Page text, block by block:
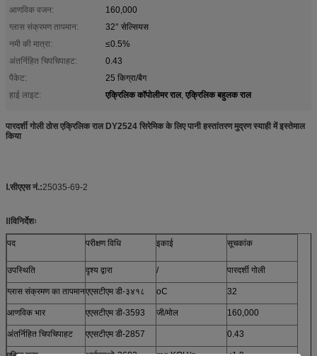
आणविक वजन:
160,000
ग्लास संक्रमण तापमान:
32° सेल्सियस
नमी की मात्रा:
≤0.5%
अंतर्निहित चिपचिपाहट:
0.43
पैकेट:
25 किग्रा/बैग
हाई लाइट:
एक्रिलिक कॉपोलीमर राल, एक्रिलिक बहुलक राल
पारदर्शी गोली ठोस एक्रिलिक राल DY2524 सिरेमिक के लिए पानी हस्तांतरण मुद्रण स्याही में इस्तेमाल
किया
Ⅰ.सीएएस नं.:25035-69-2
Ⅱविनिर्देशः
पद परीक्षण विधि इकाई सूचकांक
उपस्थिति दृश्य द्वारा / पारदर्शी गोली
ग्लास संक्रमण का तापमानएएसटीएम डी-३४१८ oC 32
आणविक भार एएसटीएम डी-3593 जी/मोल 160,000
अंतर्निहित चिपचिपाहट एएसटीएम डी-2857 0.43